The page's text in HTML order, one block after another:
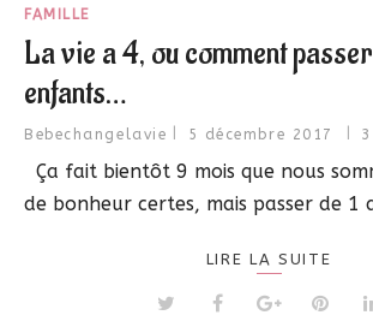
FAMILLE
La vie a 4, ou comment
enfants…
Bebechangelavie 5 décembre 2017
Ça fait bientôt 9 mois que nous
de bonheur certes, mais passer de 1
LIRE LA SUITE